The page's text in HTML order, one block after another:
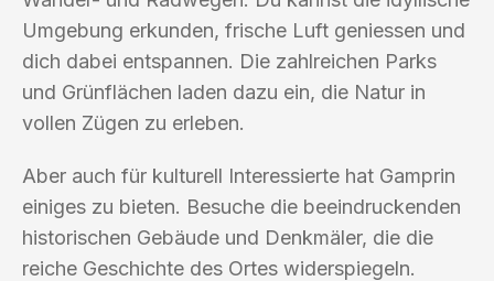
Umgebung erkunden, frische Luft geniessen und
dich dabei entspannen. Die zahlreichen Parks
und Grünflächen laden dazu ein, die Natur in
vollen Zügen zu erleben.
Aber auch für kulturell Interessierte hat Gamprin
einiges zu bieten. Besuche die beeindruckenden
historischen Gebäude und Denkmäler, die die
reiche Geschichte des Ortes widerspiegeln.